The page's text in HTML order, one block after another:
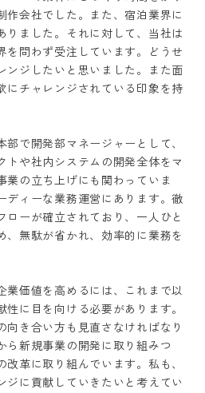
作会社でした。また、宿泊業界に
りました。それに対して、当社は
を問わず受注しています。どうせ
ンジしたいと思いました。また面
にチャレンジされている印象を持
部で開発部マネージャーとして、
トや社内システムの開発全体をマ
業の立ち上げにも関わっていま
ディーな業務運営にあります。徹
ローが確立されており、一人ひと
、無駄が省かれ、効率的に業務を
業価値を高めるには、これまで以
性に目を向ける必要があります。
向き合い方も見直さなければなり
ら新規事業の開発に取り組みつ
革に取り組んでいます。私も、
ジに貢献していきたいと考えてい